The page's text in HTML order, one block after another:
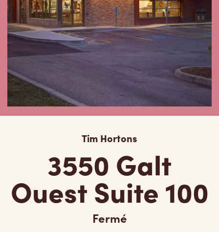
Tim Hortons
3550 Galt
Ouest Suite 100
Fermé